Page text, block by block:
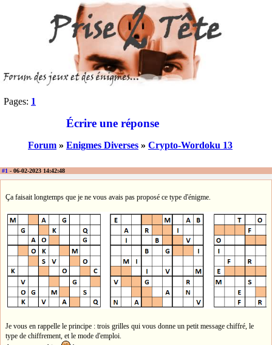
Pages: 1
Écrire une réponse
Forum » Enigmes Diverses » Crypto-Wordoku 13
#1 - 06-02-2023 14:42:48
Ça faisait longtemps que je ne vous avais pas proposé ce type d'énigme.
Je vous en rappelle le principe : trois grilles qui vous donne un petit message chiffré, le
type de chiffrement, et le mode d'emploi.